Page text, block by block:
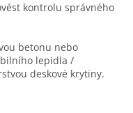
kontrolu správného
betonu nebo
lepidla /
deskové krytiny.